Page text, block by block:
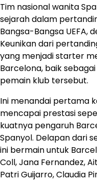
Tim nasional wanita
sejarah dalam
Bangsa-Bangsa UEFA,
Keunikan dari
yang menjadi starter
Barcelona, baik
pemain klub tersebut.
Ini menandai pertama
mencapai prestasi
kuatnya pengaruh
Spanyol. Delapan dari
ini bermain untuk
Coll, Jana Fernandez,
Patri Guijarro, Claudia